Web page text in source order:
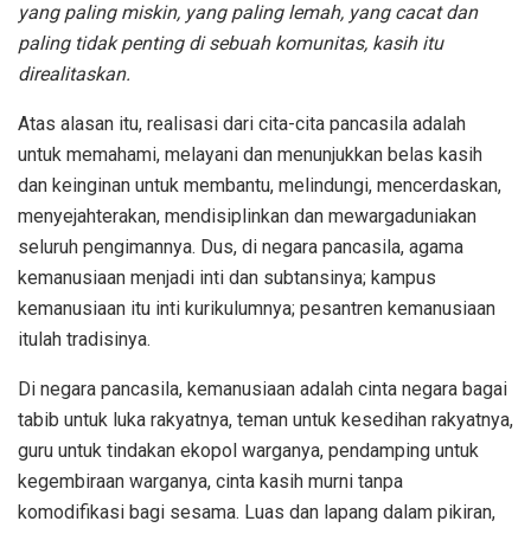
yang paling miskin, yang paling lemah, yang cacat dan
paling tidak penting di sebuah komunitas, kasih itu
direalitaskan.
Atas alasan itu, realisasi dari cita-cita pancasila adalah
untuk memahami, melayani dan menunjukkan belas kasih
dan keinginan untuk membantu, melindungi, mencerdaskan,
menyejahterakan, mendisiplinkan dan mewargaduniakan
seluruh pengimannya. Dus, di negara pancasila, agama
kemanusiaan menjadi inti dan subtansinya; kampus
kemanusiaan itu inti kurikulumnya; pesantren kemanusiaan
itulah tradisinya.
Di negara pancasila, kemanusiaan adalah cinta negara bagai
tabib untuk luka rakyatnya, teman untuk kesedihan rakyatnya,
guru untuk tindakan ekopol warganya, pendamping untuk
kegembiraan warganya, cinta kasih murni tanpa
komodifikasi bagi sesama. Luas dan lapang dalam pikiran,